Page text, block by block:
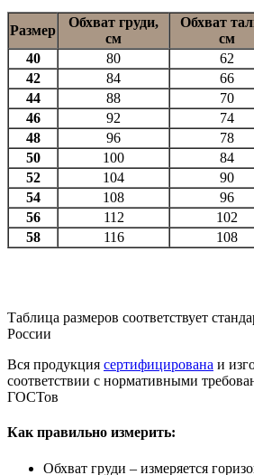
Размер
Обхват груди,
см
Обхват
см
40
80 62
42
84 66
44
88 70
46
92 74
48
96 78
50
100 84
52
104 90
54
108 96
56
112 102
58
116 108
Таблица размеров соответствует
России
Вся продукция сертифицирована и
соответствии с нормативными
ГОСТов
Как правильно измерить:
Обхват груди – измеряется